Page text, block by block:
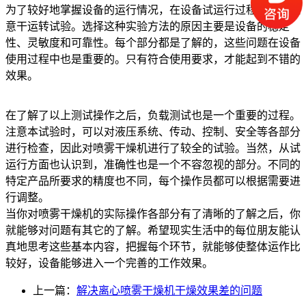
为了较好地掌握设备的运行情况，在设备试运行过程中，要注
意干运转试验。选择这种实验方法的原因主要是设备的稳定
性、灵敏度和可靠性。每个部分都是了解的，这些问题在设备
使用过程中也是重要的。只有符合使用要求，才能起到不错的
效果。
在了解了以上测试操作之后，负载测试也是一个重要的过程。
注意本试验时，可以对液压系统、传动、控制、安全等各部分
进行检查，因此对喷雾干燥机进行了较全的试验。当然，从试
运行方面也认识到，准确性也是一个不容忽视的部分。不同的
特定产品所要求的精度也不同，每个操作员都可以根据需要进
行调整。
当你对喷雾干燥机的实际操作各部分有了清晰的了解之后，你
就能够对问题有其它的了解。希望现实生活中的每位朋友能认
真地思考这些基本内容，把握每个环节，就能够使整体运作比
较好，设备能够进入一个完善的工作效果。
上一篇： 解决离心喷雾干燥机干燥效果差的问题